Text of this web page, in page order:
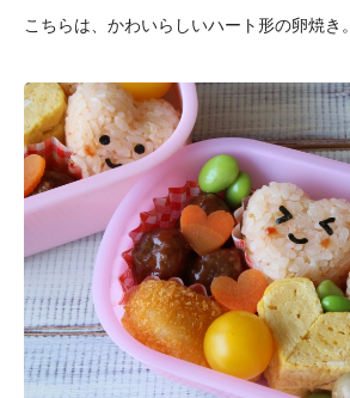
こちらは、かわいらしいハート形の卵焼き。